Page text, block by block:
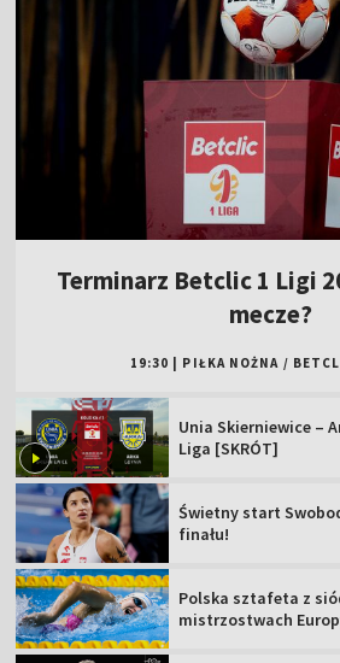
Terminarz Betclic 1 Ligi
mecze?
19:30 PIŁKA NOŻNA /
Unia Skierniewice –
Liga [SKRÓT]
Świetny start
finału!
Polska sztafeta z
mistrzostwach